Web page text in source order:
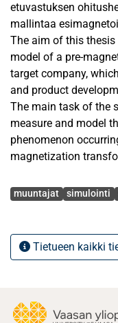
etuvastuksen
mallintaa
kolmivaiheisena.
simulointimallien
simulointiohjelmalla
Työn teoreettinen
rakennetta sekä sen
Tehomuuntajan
ymmärtämisen
Lopuksi tutkittiin
Työn soveltava
kartoittamalla
The aim of this
model of a pre-
target company,
and product
The main task of the
measure and model
phenomenon
magnetization
model the simulation
a reference model
program.
a power transformer
Avainsanat
muuntajat simulointi
Tietueen kaikki